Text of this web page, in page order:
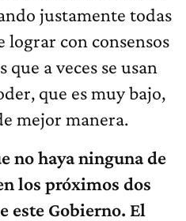
justamente todas
lograr con consensos
a veces se usan
que es muy bajo,
mejor manera.
no haya ninguna de
los próximos dos
este Gobierno. El